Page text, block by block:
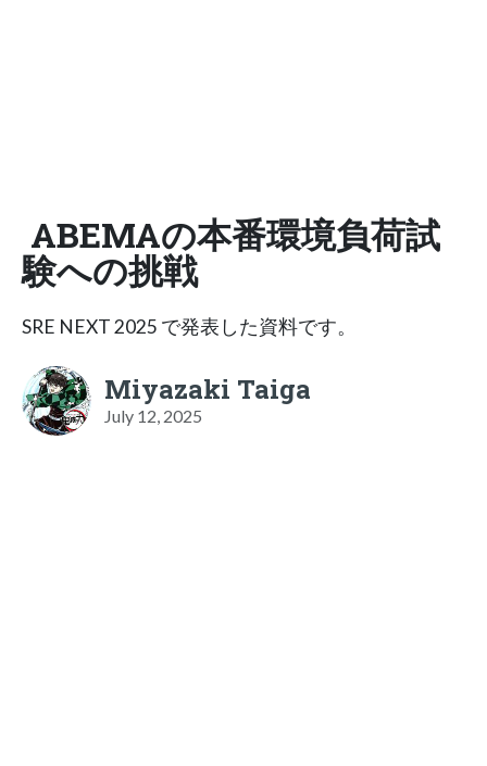
ABEMAの本番環境負荷試
験への挑戦
SRE NEXT 2025 で発表した資料です。
Miyazaki Taiga
July 12, 2025